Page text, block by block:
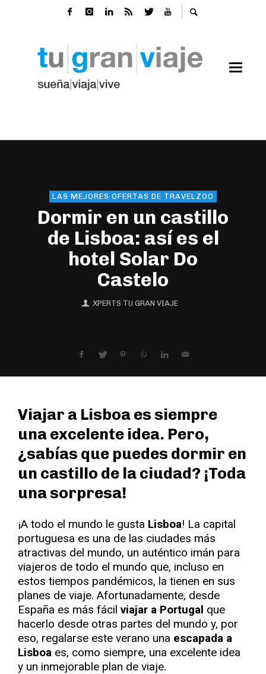
LAS MEJORES OFERTAS DE TRAVELZOO
Dormir en un castillo
de Lisboa: así es el
hotel Solar Do
Castelo
XPERTS TU GRAN VIAJE
Viajar a Lisboa es siempre
una excelente idea. Pero,
¿sabías que puedes dormir en
un castillo de la ciudad? ¡Toda
una sorpresa!
¡A todo el mundo le gusta Lisboa! La capital
portuguesa es una de las ciudades más
atractivas del mundo, un auténtico imán para
viajeros de todo el mundo que, incluso en
estos tiempos pandémicos, la tienen en sus
planes de viaje. Afortunadamente, desde
España es más fácil viajar a Portugal que
hacerlo desde otras partes del mundo y, por
eso, regalarse este verano una escapada a
Lisboa es, como siempre, una excelente idea
y un inmejorable plan de viaje.